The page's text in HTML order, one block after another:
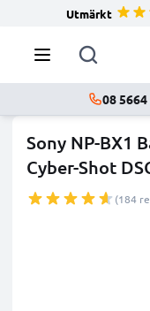
Utmärkt
08 5664
Sony NP-BX1
Cyber-Shot
(184